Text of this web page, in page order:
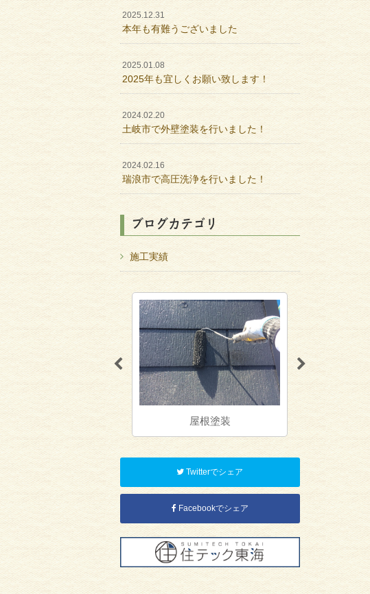
2025.12.31
本年も有難うございました
2025.01.08
2025年も宜しくお願い致します！
2024.02.20
土岐市で外壁塗装を行いました！
2024.02.16
瑞浪市で高圧洗浄を行いました！
ブログカテゴリ
施工実績
外壁塗装 屋根塗装 防水工事
Twitterでシェア
Facebookでシェア